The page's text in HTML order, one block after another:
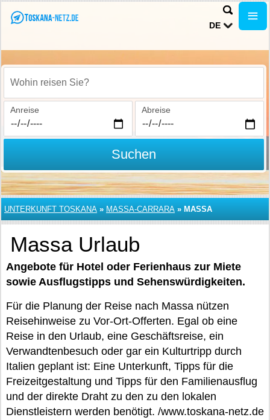
DE
Wohin reisen Sie?
Anreise Abreise
Suchen
UNTERKUNFT TOSKANA » MASSA-CARRARA » MASSA
Massa Urlaub
Angebote für Hotel oder Ferienhaus zur Miete
sowie Ausflugstipps und Sehenswürdigkeiten.
Für die Planung der Reise nach Massa nützen
Reisehinweise zu Vor-Ort-Offerten. Egal ob eine
Reise in den Urlaub, eine Geschäftsreise, ein
Verwandtenbesuch oder gar ein Kulturtripp durch
Italien geplant ist: Eine Unterkunft, Tipps für die
Freizeitgestaltung und Tipps für den Familienausflug
und der direkte Draht zu den zu den lokalen
Dienstleistern werden benötigt. /www.toskana-netz.de